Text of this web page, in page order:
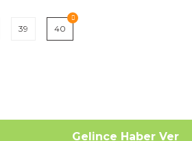
39 40
Gelince Haber Ver